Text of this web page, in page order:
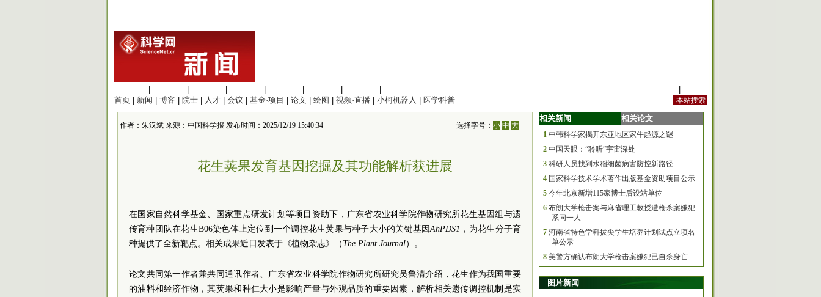
首页
新闻 博客 院士 人才 会议 基金·项目 论文 绘图 视频·直播 小柯机器人 医学科普
作者：朱汉斌 来源：中国科学报 发布时间：2025/12/19 15:40:34 选择字号：小 中 大
花生荚果发育基因挖掘及其功能解析获进展
在国家自然科学基金、国家重点研发计划等项目资助下，广东省农业科学院作物研究所花生基因组与遗
传育种团队在花生B06染色体上定位到一个调控花生荚果与种子大小的关键基因AhPDS1 ，为花生分子育
种提供了全新靶点。相关成果近日发表于《植物杂志》（ The Plant Journal）。
论文共同第一作者兼共同通讯作者、广东省农业科学院作物研究所研究员鲁清介绍，花生作为我国重要
的油料和经济作物，其荚果和种仁大小是影响产量与外观品质的重要因素，解析相关遗传调控机制是实
相关新闻 相关论文
1 中韩科学家揭开东亚地区家牛起源之谜
2 中国天眼：“聆听”宇宙深处
3 科研人员找到水稻细菌病害防控新路径
4 国家科学技术学术著作出版基金资助项目公示
5 今年北京新增115家博士后设站单位
6 布朗大学枪击案与麻省理工教授遭枪杀案嫌犯
系同一人
7 河南省特色学科拔尖学生培养计划试点立项名
单公示
8 美警方确认布朗大学枪击案嫌犯已自杀身亡
图片新闻